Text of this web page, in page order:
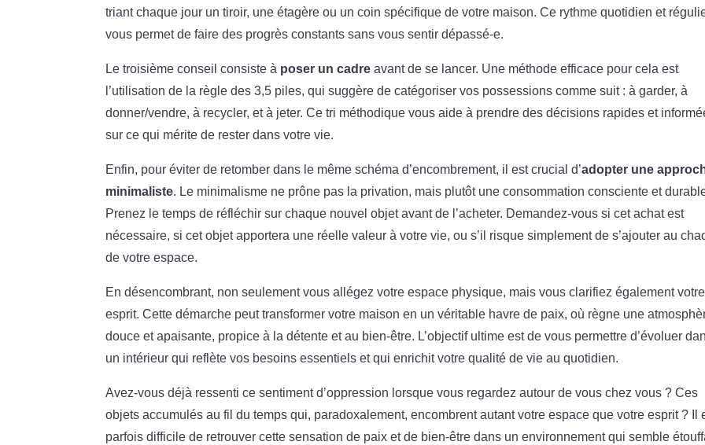
triant chaque jour un tiroir, une étagère ou un coin spécifique de votre maison. Ce rythme quotidien et
vous permet de faire des progrès constants sans vous sentir dépassé-e.
Le troisième conseil consiste à poser un cadre avant de se lancer. Une méthode efficace pour cela est
l’utilisation de la règle des 3,5 piles, qui suggère de catégoriser vos possessions comme suit : à garder, à
donner/vendre, à recycler, et à jeter. Ce tri méthodique vous aide à prendre des décisions rapides et
sur ce qui mérite de rester dans votre vie.
Enfin, pour éviter de retomber dans le même schéma d’encombrement, il est crucial d’adopter une
minimaliste. Le minimalisme ne prône pas la privation, mais plutôt une consommation consciente et
Prenez le temps de réfléchir sur chaque nouvel objet avant de l’acheter. Demandez-vous si cet achat est
nécessaire, si cet objet apportera une réelle valeur à votre vie, ou s’il risque simplement de s’ajouter au
de votre espace.
En désencombrant, non seulement vous allégez votre espace physique, mais vous clarifiez également votre
esprit. Cette démarche peut transformer votre maison en un véritable havre de paix, où règne une
douce et apaisante, propice à la détente et au bien-être. L’objectif ultime est de vous permettre d’évoluer
un intérieur qui reflète vos besoins essentiels et qui enrichit votre qualité de vie au quotidien.
Avez-vous déjà ressenti ce sentiment d’oppression lorsque vous regardez autour de vous chez vous ? Ces
objets accumulés au fil du temps qui, paradoxalement, encombrent autant votre espace que votre esprit ? Il
parfois difficile de retrouver cette sensation de paix et de bien-être dans un environnement qui semble